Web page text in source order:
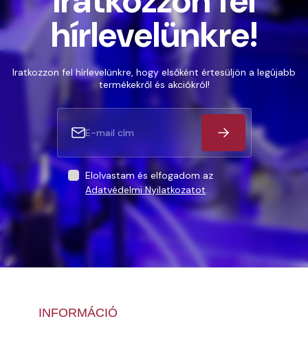
hírlevelünkre!
Iratkozzon fel hírlevelünkre, hogy elsőként értesüljön a legújabb
termékekről és akciókról!
Elolvastam és elfogadom az
Adatvédelmi Nyilatkozatot.
INFORMÁCIÓ